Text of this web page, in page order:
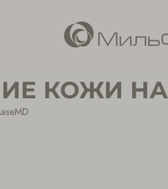
КОЖИ НА